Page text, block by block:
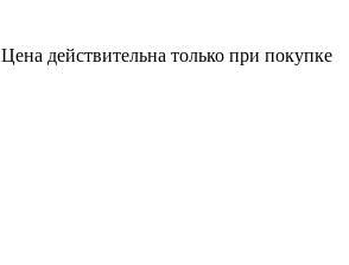
Цена действительна только при покупке